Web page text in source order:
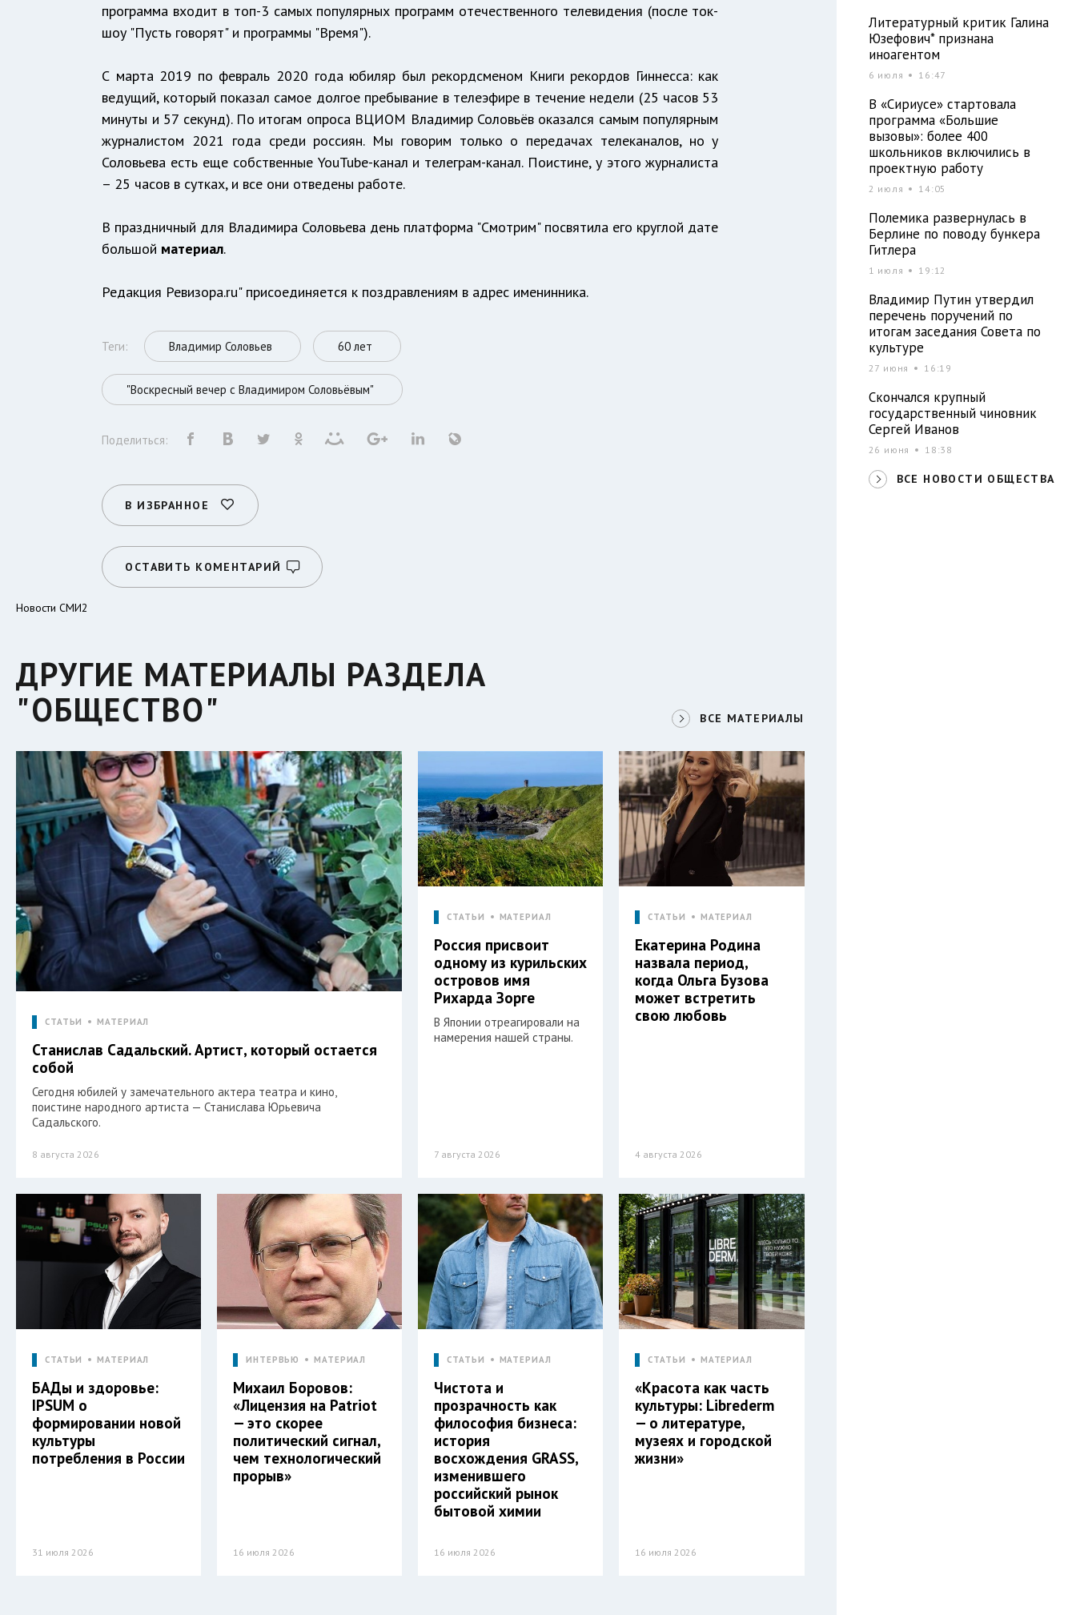
программа входит в топ-3 самых популярных программ отечественного телевидения (после ток-
шоу "Пусть говорят" и программы "Время").
С марта 2019 по февраль 2020 года юбиляр был рекордсменом Книги рекордов Гиннесса: как
ведущий, который показал самое долгое пребывание в телеэфире в течение недели (25 часов 53
минуты и 57 секунд). По итогам опроса ВЦИОМ Владимир Соловьёв оказался самым популярным
журналистом 2021 года среди россиян. Мы говорим только о передачах телеканалов, но у
Соловьева есть еще собственные YouTube-канал и телеграм-канал. Поистине, у этого журналиста
– 25 часов в сутках, и все они отведены работе.
В праздничный для Владимира Соловьева день платформа "Смотрим" посвятила его круглой дате
большой материал.
Редакция Ревизора.ru" присоединяется к поздравлениям в адрес именинника.
Теги: Владимир Соловьев 60 лет
"Воскресный вечер с Владимиром Соловьёвым"
Поделиться:
В ИЗБРАННОЕ
ОСТАВИТЬ КОМЕНТАРИЙ
Новости СМИ2
ДРУГИЕ МАТЕРИАЛЫ РАЗДЕЛА
"ОБЩЕСТВО"
ВСЕ МАТЕРИАЛЫ
СТАТЬИ МАТЕРИАЛ
Станислав Садальский. Артист, который остается
собой
Сегодня юбилей у замечательного актера театра и кино,
поистине народного артиста — Станислава Юрьевича
Садальского.
8 августа 2026
СТАТЬИ МАТЕРИАЛ
Россия присвоит
одному из курильских
островов имя
Рихарда Зорге
В Японии отреагировали на
намерения нашей страны.
7 августа 2026
СТАТЬИ МАТЕРИАЛ
Екатерина Родина
назвала период,
когда Ольга Бузова
может встретить
свою любовь
4 августа 2026
СТАТЬИ МАТЕРИАЛ
БАДы и здоровье:
IPSUM о
формировании новой
культуры
потребления в России
31 июля 2026
ИНТЕРВЬЮ МАТЕРИАЛ
Михаил Боровов:
«Лицензия на Patriot
— это скорее
политический сигнал,
чем технологический
прорыв»
16 июля 2026
СТАТЬИ МАТЕРИАЛ
Чистота и
прозрачность как
философия бизнеса:
история
восхождения GRASS,
изменившего
российский рынок
бытовой химии
16 июля 2026
СТАТЬИ МАТЕРИАЛ
«Красота как часть
культуры: Librederm
— о литературе,
музеях и городской
жизни»
16 июля 2026
Литературный критик Галина
Юзефович* признана
иноагентом
6 июля 16:47
В «Сириусе» стартовала
программа «Большие
вызовы»: более 400
школьников включились в
проектную работу
2 июля 14:05
Полемика развернулась в
Берлине по поводу бункера
Гитлера
1 июля 19:12
Владимир Путин утвердил
перечень поручений по
итогам заседания Совета по
культуре
27 июня 16:19
Скончался крупный
государственный чиновник
Сергей Иванов
26 июня 18:38
ВСЕ НОВОСТИ ОБЩЕСТВА